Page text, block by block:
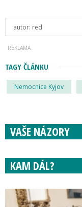
autor: red
TAGY ČLÁNKU
Nemocnice Kyjov
VAŠE NÁZORY
KAM DÁL?